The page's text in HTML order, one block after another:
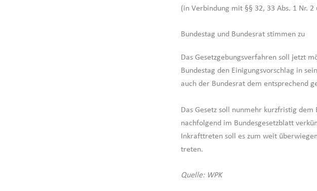
(in Verbindung mit §§ 32, 33 Abs. 1 Nr. 2
Bundestag und Bundesrat stimmen zu
Das Gesetzgebungsverfahren soll jetzt
Bundestag den Einigungsvorschlag in
auch der Bundesrat dem entsprechend
Das Gesetz soll nunmehr kurzfristig
nachfolgend im Bundesgesetzblatt
Inkrafttreten soll es zum weit
treten.
Quelle: WPK